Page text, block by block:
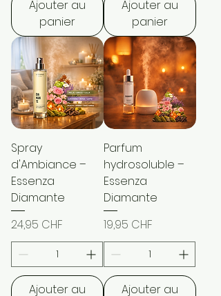
Ajouter au
panier
Ajouter au
panier
Spray
d'Ambiance –
Essenza
Diamante
Prix
24,95 CHF
Ajouter au
Parfum
hydrosoluble –
Essenza
Diamante
Prix
19,95 CHF
Ajouter au